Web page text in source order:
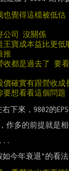
也覺得這檔被低估
公司 沒關係
王寶成本益比更低
推
收都是過去了 要
價確實有跟營收成
要想看看這個問題
下來，9802的
作多的前提就是
...
今年衰退"的看